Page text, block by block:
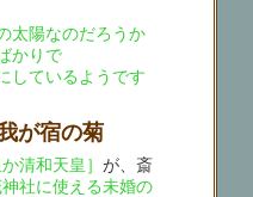
陽なのだろうか
かりで
いるようです
が宿の菊
か清和天皇］が、斎
神社に使える未婚の